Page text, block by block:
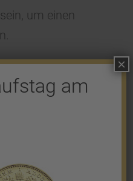
sein, um einen
am
×